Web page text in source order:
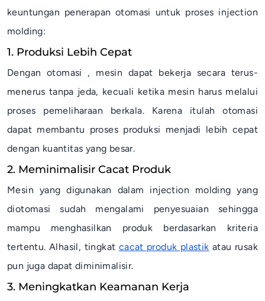
keuntungan penerapan otomasi untuk proses injection
molding:
1. Produksi Lebih Cepat
Dengan otomasi , mesin dapat bekerja secara terus-
menerus tanpa jeda, kecuali ketika mesin harus melalui
proses pemeliharaan berkala. Karena itulah otomasi
dapat membantu proses produksi menjadi lebih cepat
dengan kuantitas yang besar.
2. Meminimalisir Cacat Produk
Mesin yang digunakan dalam injection molding yang
diotomasi sudah mengalami penyesuaian sehingga
mampu menghasilkan produk berdasarkan kriteria
tertentu. Alhasil, tingkat cacat produk plastik atau rusak
pun juga dapat diminimalisir.
3. Meningkatkan Keamanan Kerja